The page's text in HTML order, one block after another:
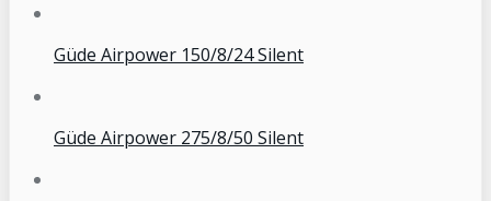
Güde Airpower 150/8/24 Silent
Güde Airpower 275/8/50 Silent